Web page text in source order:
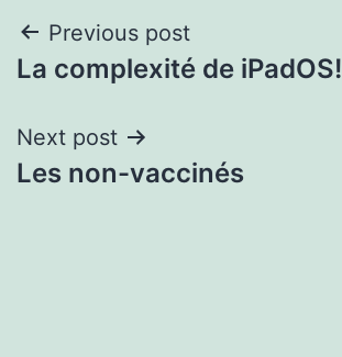
Navigation
de
l'article
Previous post
La complexité de iPadOS!
Next post
Les non-vaccinés